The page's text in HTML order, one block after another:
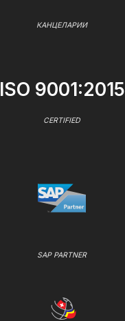
КАНЦЕЛАРИИ
ISO 9001:2015
CERTIFIED
SAP PARTNER